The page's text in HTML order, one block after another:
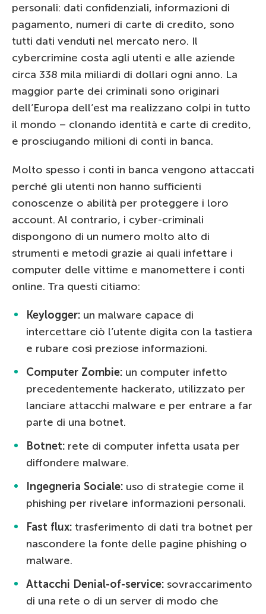
personali: dati confidenziali, informazioni di
pagamento, numeri di carte di credito, sono
tutti dati venduti nel mercato nero. Il
cybercrimine costa agli utenti e alle aziende
circa 338 mila miliardi di dollari ogni anno. La
maggior parte dei criminali sono originari
dell’Europa dell’est ma realizzano colpi in tutto
il mondo – clonando identità e carte di credito,
e prosciugando milioni di conti in banca.
Molto spesso i conti in banca vengono attaccati
perché gli utenti non hanno sufficienti
conoscenze o abilità per proteggere i loro
account. Al contrario, i cyber-criminali
dispongono di un numero molto alto di
strumenti e metodi grazie ai quali infettare i
computer delle vittime e manomettere i conti
online. Tra questi citiamo:
Keylogger: un malware capace di
intercettare ciò l’utente digita con la tastiera
e rubare così preziose informazioni.
Computer Zombie: un computer infetto
precedentemente hackerato, utilizzato per
lanciare attacchi malware e per entrare a far
parte di una botnet.
Botnet: rete di computer infetta usata per
diffondere malware.
Ingegneria Sociale: uso di strategie come il
phishing per rivelare informazioni personali.
Fast flux: trasferimento di dati tra botnet per
nascondere la fonte delle pagine phishing o
malware.
Attacchi Denial-of-service: sovraccarimento
di una rete o di un server di modo che